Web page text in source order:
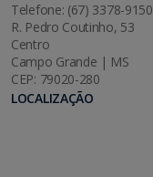
Telefone: (67) 3378-9150
R. Pedro Coutinho, 53
Centro
Campo Grande | MS
CEP: 79020-280
LOCALIZAÇÃO